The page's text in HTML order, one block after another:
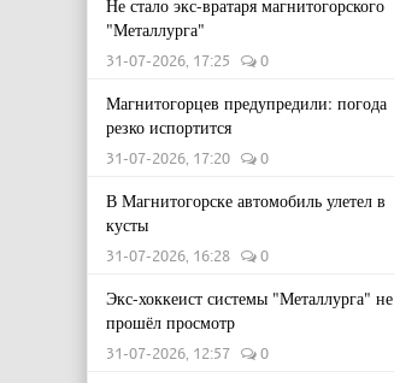
Не стало экс-вратаря магнитогорского
"Металлурга"
31-07-2026, 17:25 0
Магнитогорцев предупредили: погода
резко испортится
31-07-2026, 17:20 0
В Магнитогорске автомобиль улетел в
кусты
31-07-2026, 16:28 0
Экс-хоккеист системы "Металлурга" не
прошёл просмотр
31-07-2026, 12:57 0